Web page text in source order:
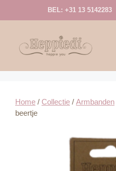
BEL: +31 13 5142283
Home / Collectie / Armbanden
beertje